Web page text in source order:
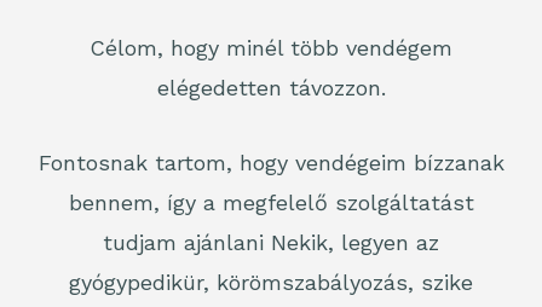
Célom, hogy minél több vendégem
elégedetten távozzon.
Fontosnak tartom, hogy vendégeim bízzanak
bennem, így a megfelelő szolgáltatást
tudjam ajánlani Nekik, legyen az
gyógypedikür, körömszabályozás, szike